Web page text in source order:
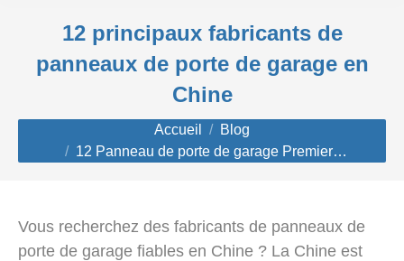
12 principaux fabricants de
panneaux de porte de garage en
Chine
Vous êtes ici : Accueil
Blog
12 Panneau de porte de garage Premier…
Vous recherchez des fabricants de panneaux de
porte de garage fiables en Chine ? La Chine est